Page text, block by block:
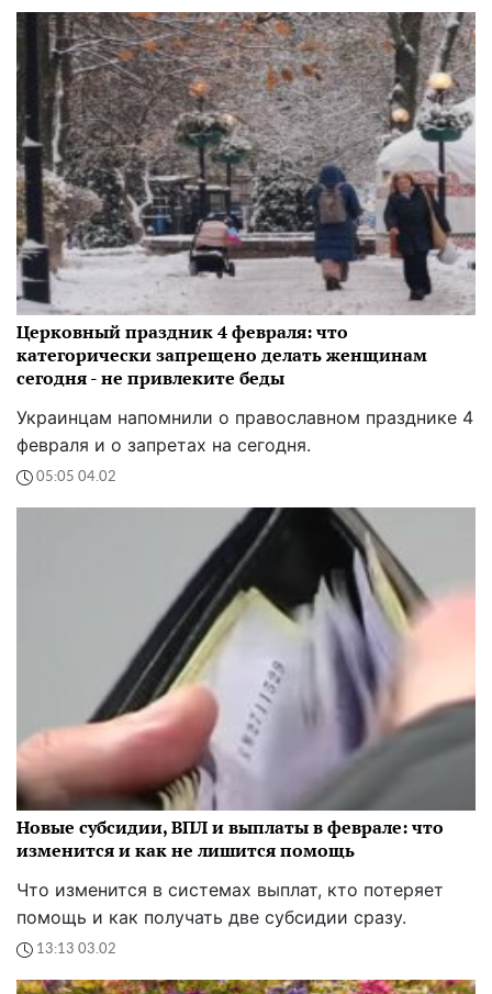
Церковный праздник 4 февраля: что
категорически запрещено делать женщинам
сегодня - не привлеките беды
Украинцам напомнили о православном празднике 4
февраля и о запретах на сегодня.
05:05 04.02
Новые субсидии, ВПЛ и выплаты в феврале: что
изменится и как не лишится помощь
Что изменится в системах выплат, кто потеряет
помощь и как получать две субсидии сразу.
13:13 03.02